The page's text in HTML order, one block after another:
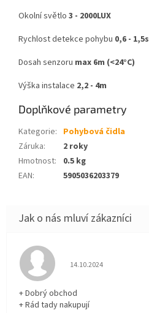
Okolní světlo 3 - 2000LUX
Rychlost detekce pohybu 0,6 - 1,5s
Dosah senzoru max 6m (<24°C)
Výška instalace 2,2 - 4m
Doplňkové parametry
Kategorie: Pohybová čidla
Záruka:
2 roky
Hmotnost:
0.5 kg
EAN: 5905036203379
Hodnocení obchodu
14.10.2024
+ Dobrý obchod
+ Rád tady nakupují